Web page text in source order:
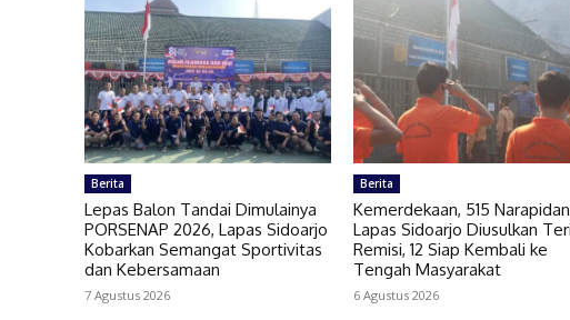
Berita
Lepas Balon Tandai Dimulainya
PORSENAP 2026, Lapas Sidoarjo
Kobarkan Semangat Sportivitas
dan Kebersamaan
7 Agustus 2026
Berita
Kemerdekaan, 515
Lapas Sidoarjo Diusulkan
Remisi, 12 Siap Kembali ke
Tengah Masyarakat
6 Agustus 2026